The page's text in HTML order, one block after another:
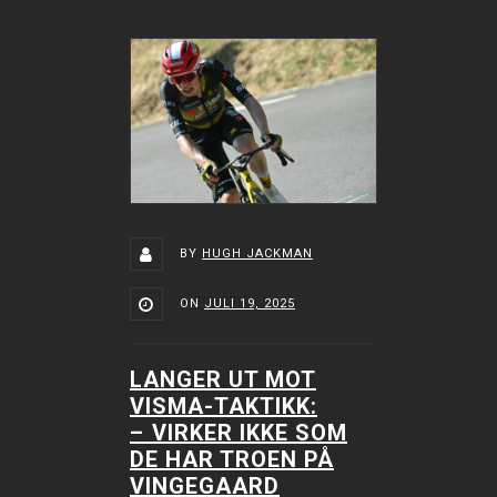
BY HUGH JACKMAN
ON JULI 19, 2025
LANGER UT MOT
VISMA-TAKTIKK:
–⁠ VIRKER IKKE SOM
DE HAR TROEN PÅ
VINGEGAARD